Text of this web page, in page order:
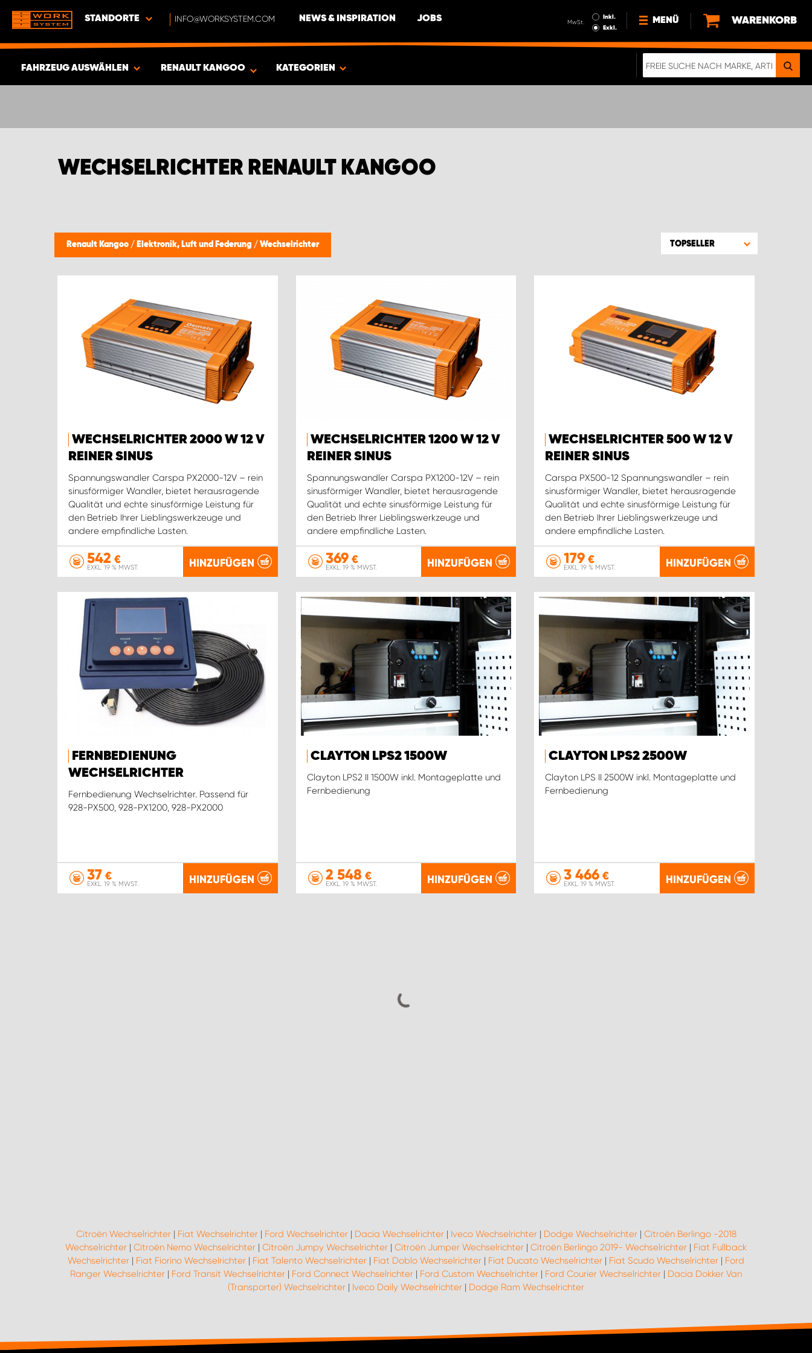
STANDORTE INFO@WORKSYSTEM.COM NEWS & INSPIRATION JOBS MwSt.
Inkl.
Exkl.
MENÜ
NEWS
WARENKORB
FAHRZEUG AUSWÄHLEN RENAULT KANGOO KATEGORIEN
WECHSELRICHTER RENAULT KANGOO
Renault Kangoo / Elektronik, Luft und Federung / Wechselrichter TOPSELLER
WECHSELRICHTER 2000 W 12 V
REINER SINUS
Spannungswandler Carspa PX2000-12V – rein
sinusförmiger Wandler, bietet herausragende
Qualität und echte sinusförmige Leistung für
den Betrieb Ihrer Lieblingswerkzeuge und
andere empfindliche Lasten.
542 €
EXKL. 19 % MWST. HINZUFÜGEN
WECHSELRICHTER 1200 W 12 V
REINER SINUS
Spannungswandler Carspa PX1200-12V – rein
sinusförmiger Wandler, bietet herausragende
Qualität und echte sinusförmige Leistung für
den Betrieb Ihrer Lieblingswerkzeuge und
andere empfindliche Lasten.
369€
EXKL. 19 % MWST. HINZUFÜGEN
WECHSELRICHTER 500 W 12 V
REINER SINUS
Carspa PX500-12 Spannungswandler – rein
sinusförmiger Wandler, bietet herausragende
Qualität und echte sinusförmige Leistung für
den Betrieb Ihrer Lieblingswerkzeuge und
andere empfindliche Lasten.
179 €
EXKL. 19 % MWST. HINZUFÜGEN
FERNBEDIENUNG
WECHSELRICHTER
Fernbedienung Wechselrichter. Passend für
928-PX500, 928-PX1200, 928-PX2000
37 €
EXKL. 19 % MWST. HINZUFÜGEN
CLAYTON LPS2 1500W
Clayton LPS2 II 1500W inkl. Montageplatte und
Fernbedienung
2 548 €
EXKL. 19 % MWST. HINZUFÜGEN
CLAYTON LPS2 2500W
Clayton LPS II 2500W inkl. Montageplatte und
Fernbedienung
3 466 €
EXKL. 19 % MWST. HINZUFÜGEN
Citroën Wechselrichter| Fiat Wechselrichter| Ford Wechselrichter| Dacia Wechselrichter| Iveco Wechselrichter| Dodge Wechselrichter| Citroën Berlingo -2018
Wechselrichter | Citroën Nemo Wechselrichter | Citroën Jumpy Wechselrichter | Citroën Jumper Wechselrichter | Citroën Berlingo 2019- Wechselrichter | Fiat Fullback
Wechselrichter | Fiat Fiorino Wechselrichter | Fiat Talento Wechselrichter | Fiat Doblo Wechselrichter | Fiat Ducato Wechselrichter | Fiat Scudo Wechselrichter | Ford
Ranger Wechselrichter | Ford Transit Wechselrichter | Ford Connect Wechselrichter | Ford Custom Wechselrichter | Ford Courier Wechselrichter | Dacia Dokker Van
(Transporter) Wechselrichter | Iveco Daily Wechselrichter | Dodge Ram Wechselrichter